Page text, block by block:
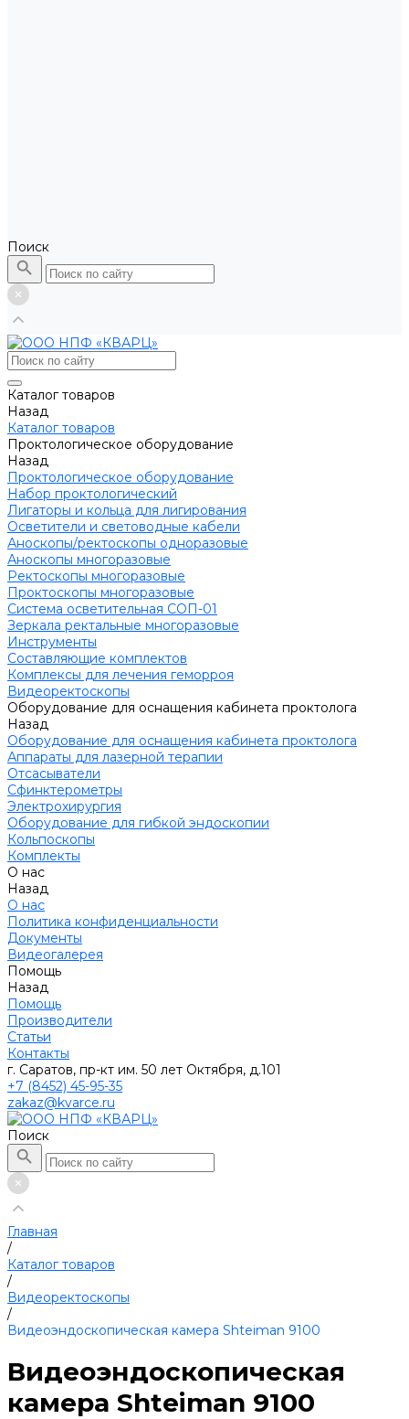
Поиск
Каталог товаров
Назад
Каталог товаров
Проктологическое оборудование
Назад
Проктологическое оборудование
Набор проктологический
Лигаторы и кольца для лигирования
Осветители и световодные кабели
Аноскопы/ректоскопы одноразовые
Аноскопы многоразовые
Ректоскопы многоразовые
Проктоскопы многоразовые
Система осветительная СОП-01
Зеркала ректальные многоразовые
Инструменты
Составляющие комплектов
Комплексы для лечения геморроя
Видеоректоскопы
Оборудование для оснащения кабинета проктолога
Назад
Оборудование для оснащения кабинета проктолога
Аппараты для лазерной терапии
Отсасыватели
Сфинктерометры
Электрохирургия
Оборудование для гибкой эндоскопии
Кольпоскопы
Комплекты
О нас
Назад
О нас
Политика конфиденциальности
Документы
Видеогалерея
Помощь
Назад
Помощь
Производители
Статьи
Контакты
г. Саратов, пр-кт им. 50 лет Октября, д.101
+7 (8452) 45-95-35
zakaz@kvarce.ru
Поиск
Главная
/
Каталог товаров
/
Видеоректоскопы
/
Видеоэндоскопическая камера Shteiman 9100
Видеоэндоскопическая
камера Shteiman 9100